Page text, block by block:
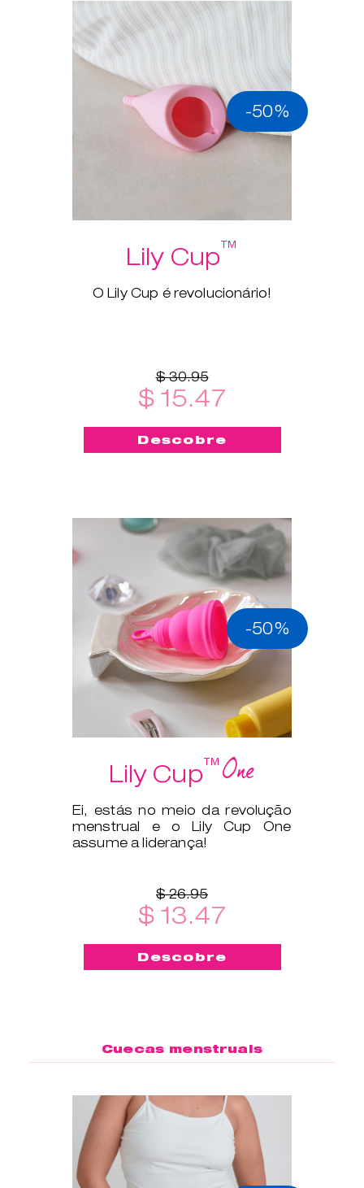
-50%
Lily Cup™
O Lily Cup é revolucionário!
$ 30.95
$ 15.47
Descobre
-50%
Lily Cup™One
Ei, estás no meio da revolução
menstrual e o Lily Cup One
assume a liderança!
$ 26.95
$ 13.47
Descobre
Cuecas menstruais